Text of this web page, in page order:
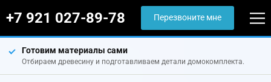
+7 921 027-89-78 Перезвоните мне
Готовим материалы сами
Отбираем древесину и подготавливаем детали домокомплекта.